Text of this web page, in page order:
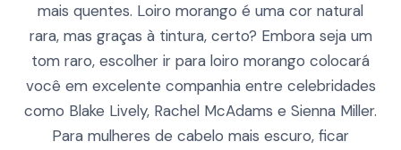
mais quentes. Loiro morango é uma cor natural
rara, mas graças à tintura, certo? Embora seja um
tom raro, escolher ir para loiro morango colocará
você em excelente companhia entre celebridades
como Blake Lively, Rachel McAdams e Sienna Miller.
Para mulheres de cabelo mais escuro, ficar